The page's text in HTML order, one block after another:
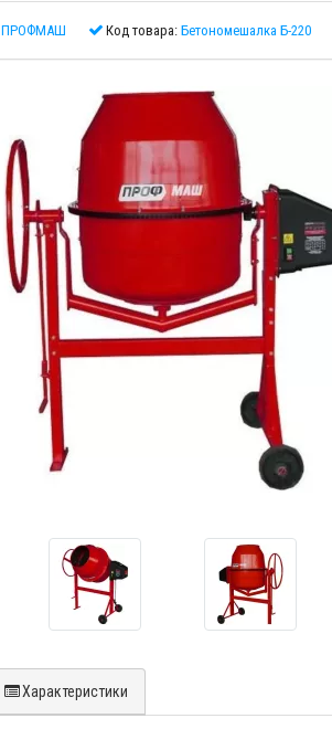
ПРОФМАШ Код товара: Бетономешалка Б-220
Характеристики